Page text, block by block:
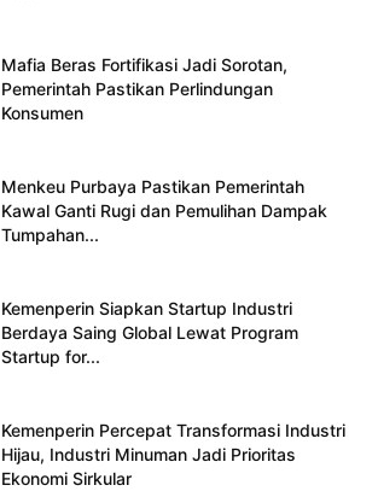
Mafia Beras Fortifikasi Jadi Sorotan,
Pemerintah Pastikan Perlindungan
Konsumen
Menkeu Purbaya Pastikan Pemerintah
Kawal Ganti Rugi dan Pemulihan Dampak
Tumpahan...
Kemenperin Siapkan Startup Industri
Berdaya Saing Global Lewat Program
Startup for...
Kemenperin Percepat Transformasi Industri
Hijau, Industri Minuman Jadi Prioritas
Ekonomi Sirkular